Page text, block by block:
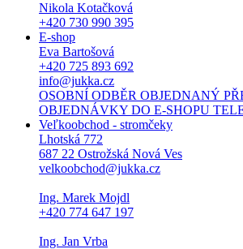
Nikola Kotačková
+420 730 990 395
E-shop
Eva Bartošová
+420 725 893 692
info@jukka.cz
OSOBNÍ ODBĚR OBJEDNANÝ
OBJEDNÁVKY DO E-SHOPU
Veľkoobchod - stromčeky
Lhotská 772
687 22 Ostrožská Nová Ves
velkoobchod@jukka.cz
Ing. Marek Mojdl
+420 774 647 197
Ing. Jan Vrba